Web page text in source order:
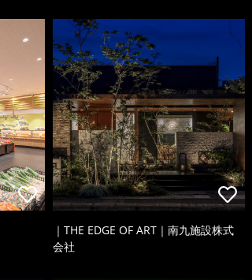
｜THE EDGE OF ART｜南九施設株式
会社